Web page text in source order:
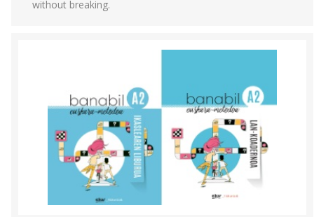
without breaking.